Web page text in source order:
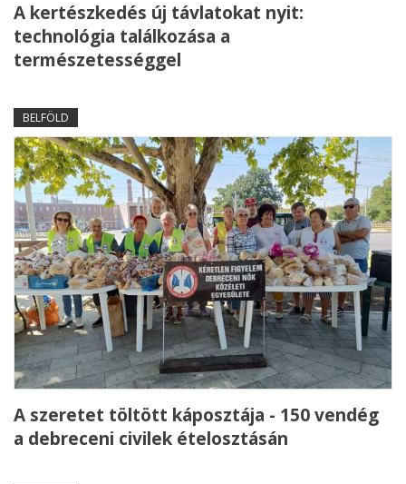
A kertészkedés új távlatokat nyit:
technológia találkozása a
természetességgel
BELFÖLD
A szeretet töltött káposztája - 150 vendég
a debreceni civilek ételosztásán